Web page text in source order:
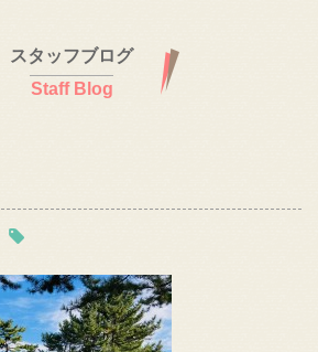
スタッフブログ
Staff Blog